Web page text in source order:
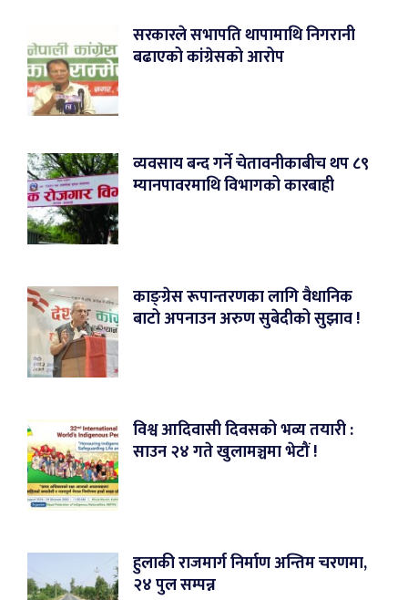
सरकारले सभापति थापामाथि निगरानी
बढाएको कांग्रेसको आरोप
व्यवसाय बन्द गर्ने चेतावनीकाबीच थप ८९
म्यानपावरमाथि विभागको कारबाही
काङ्ग्रेस रूपान्तरणका लागि वैधानिक
बाटो अपनाउन अरुण सुबेदीको सुझाव !
विश्व आदिवासी दिवसको भव्य तयारी :
साउन २४ गते खुलामञ्चमा भेटौं !
हुलाकी राजमार्ग निर्माण अन्तिम चरणमा,
२४ पुल सम्पन्न